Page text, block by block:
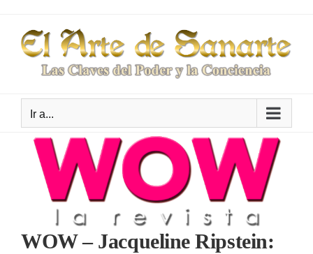
contenido
Ir a...
WOW – Jacqueline Ripstein: